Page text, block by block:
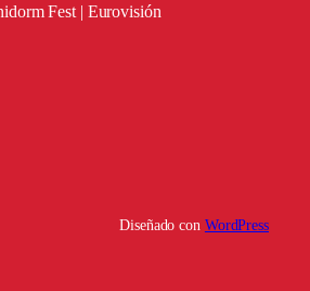
Fest | Eurovisión
Diseñado con WordPress